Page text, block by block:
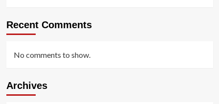
Recent Comments
No comments to show.
Archives